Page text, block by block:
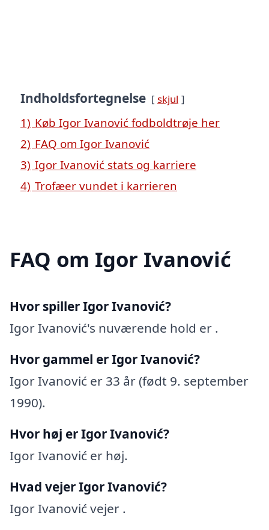
Indholdsfortegnelse skjul
1) Køb Igor Ivanović fodboldtrøje her
2) FAQ om Igor Ivanović
3) Igor Ivanović stats og karriere
4) Trofæer vundet i karrieren
FAQ om Igor Ivanović
Hvor spiller Igor Ivanović?
Igor Ivanović's nuværende hold er .
Hvor gammel er Igor Ivanović?
Igor Ivanović er 33 år (født 9. september
1990).
Hvor høj er Igor Ivanović?
Igor Ivanović er høj.
Hvad vejer Igor Ivanović?
Igor Ivanović vejer .